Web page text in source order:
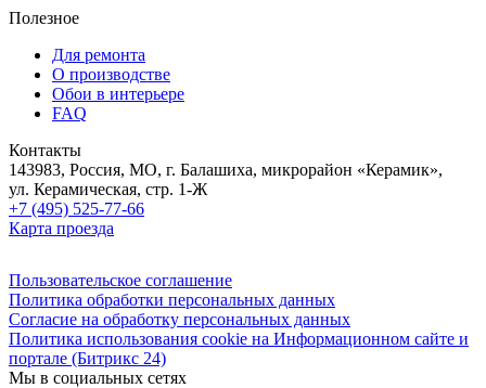
Полезное
Для ремонта
О производстве
Обои в интерьере
FAQ
Контакты
143983, Россия, МО, г. Балашиха, микрорайон «Керамик»,
ул. Керамическая, стр. 1-Ж
+7 (495) 525-77-66
Карта проезда
Пользовательское соглашение
Политика обработки персональных данных
Согласие на обработку персональных данных
Политика использования cookie на Информационном сайте и
портале (Битрикс 24)
Мы в социальных сетях